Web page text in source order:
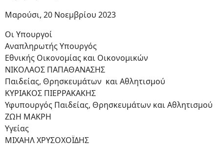
Μαρούσι, 20 Νοεμβρίου 2023
Οι Υπουργοί
Αναπληρωτής Υπουργός
Εθνικής Οικονομίας και Οικονομικών
ΝΙΚΟΛΑΟΣ ΠΑΠΑΘΑΝΑΣΗΣ
Παιδείας, Θρησκευμάτων και Αθλητισμού
ΚΥΡΙΑΚΟΣ ΠΙΕΡΡΑΚΑΚΗΣ
Υφυπουργός Παιδείας, Θρησκευμάτων και Αθλητισμού
ΖΩΗ ΜΑΚΡΗ
Υγείας
ΜΙΧΑΗΛ ΧΡΥΣΟΧΟΪΔΗΣ